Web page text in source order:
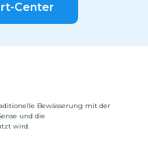
Center
Bewässerung mit der
und die
wird.